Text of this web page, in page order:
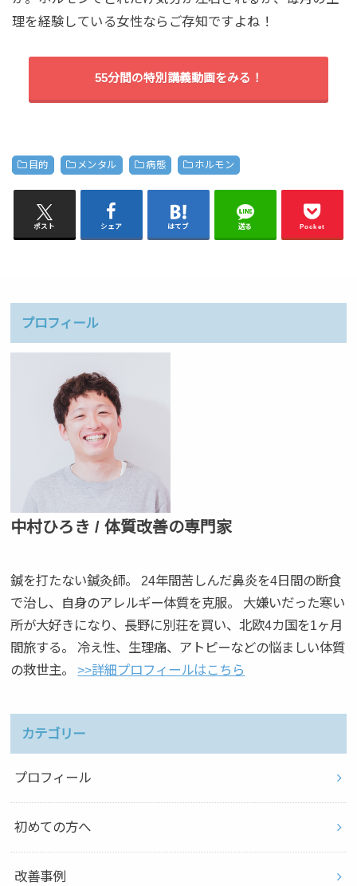
理を経験している女性ならご存知ですよね！
55分間の特別講義動画をみる！
目的 メンタル 病態 ホルモン
ポスト シェア はてブ 送る Pocket
プロフィール
中村ひろき / 体質改善の専門家
鍼を打たない鍼灸師。 24年間苦しんだ鼻炎を4日間の断食
で治し、自身のアレルギー体質を克服。 大嫌いだった寒い
所が大好きになり、長野に別荘を買い、北欧4カ国を1ヶ月
間旅する。 冷え性、生理痛、アトピーなどの悩ましい体質
の救世主。>>詳細プロフィールはこちら
カテゴリー
プロフィール
初めての方へ
改善事例